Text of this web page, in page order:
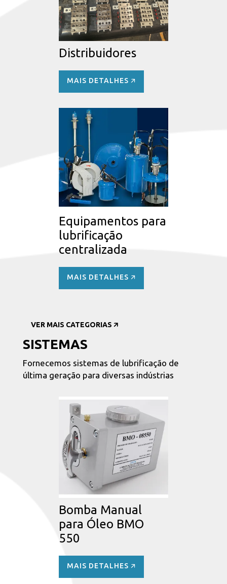
Distribuidores
MAIS DETALHES 🡭
Equipamentos para
lubrificação
centralizada
MAIS DETALHES 🡭
VER MAIS CATEGORIAS 🡭
SISTEMAS
Fornecemos sistemas de lubrificação de
última geração para diversas indústrias
Bomba Manual
para Óleo BMO
550
MAIS DETALHES 🡭